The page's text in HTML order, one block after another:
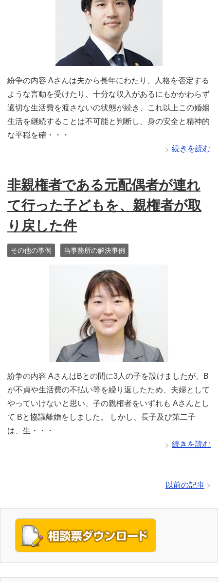
紛争の内容 Aさんは夫から長年にわたり、人格を否定する
ような言動を受けたり、十分な収入があるにもかかわらず
適切な生活費を渡さないの状態が続き、これ以上この婚姻
生活を継続することは不可能と判断し、身の安全と精神的
な平穏を確・・・
続きを読む
非親権者である元配偶者が連れ
て行った子どもを、親権者が取
り戻した件
その他の事例 当事務所の解決事例
紛争の内容 AさんはBとの間に3人の子を設けましたが、B
が不貞や生活費の不払い等を繰り返したため、夫婦として
やっていけないと思い、子の親権者をいずれも Aさんとし
て Bと協議離婚をしました。 しかし、長子及び第二子
は、生・・・
続きを読む
以前の記事